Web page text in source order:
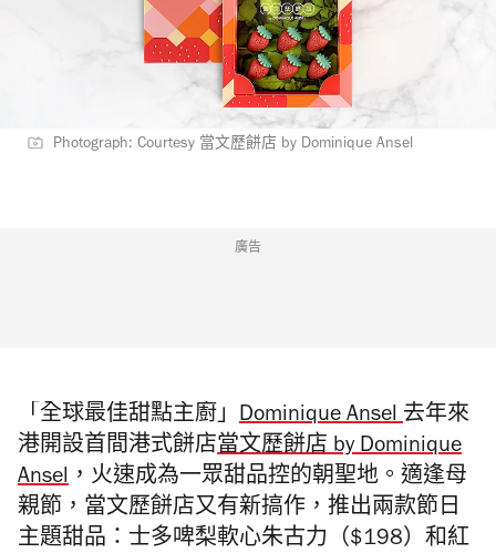
Photograph: Courtesy 當文歷餅店 by Dominique Ansel
廣告
「全球最佳甜點主廚」 Dominique Ansel 去年來
港開設首間港式餅店當文歷餅店 by Dominique
Ansel ，火速成為一眾甜品控的朝聖地。適逢母
親節，當文歷餅店又有新搞作，推出兩款節日
主題甜品：士多啤梨軟心朱古力（$198）和紅